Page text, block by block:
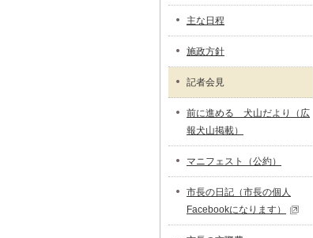
主な日程
施政方針
記者会見
前に進める 犬山だより（広
報犬山掲載）
マニフェスト（公約）
市長の日記（市長の個人
Facebookになります）